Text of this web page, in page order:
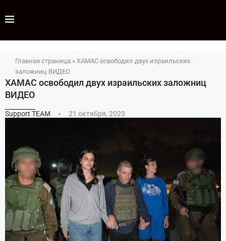
Главная страница » ХАМАС освободил двух израильских
заложниц ВИДЕО
ХАМАС освободил двух израильских заложниц
ВИДЕО
Support TEAM 21 октября, 2023